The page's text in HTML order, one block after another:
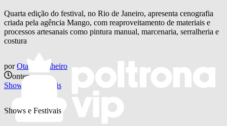
Quarta edição do festival, no Rio de Janeiro, apresenta cenografia
criada pela agência Mango, com reaproveitamento de materiais e
processos artesanais como pintura manual, marcenaria, serralheria e
costura
por Otavio Pinheiro
ontem
Shows e Festivais
Shows e Festivais